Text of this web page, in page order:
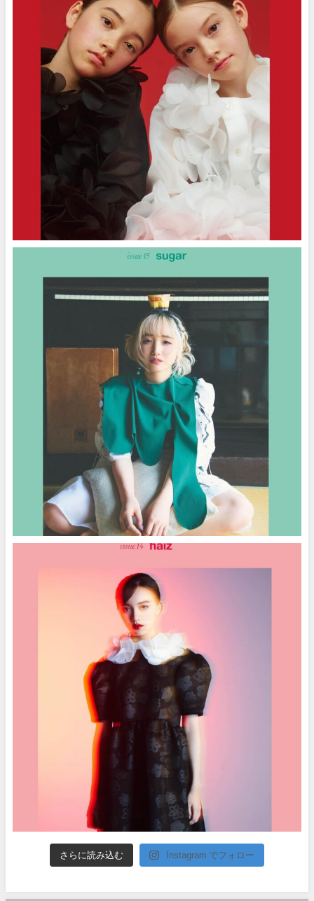
さらに読み込む Instagram でフォロー